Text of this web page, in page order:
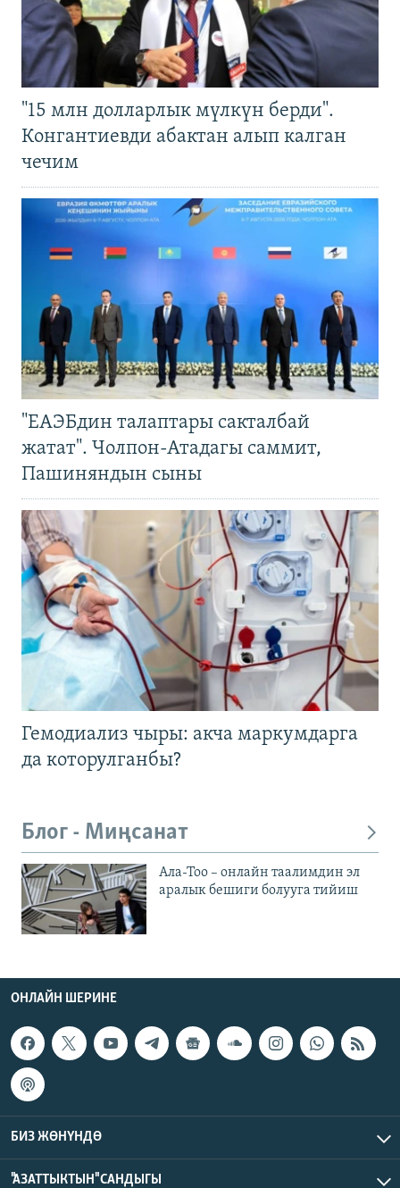
"15 млн долларлык мүлкүн берди".
Конгантиевди абактан алып калган
чечим
"ЕАЭБдин талаптары сакталбай
жатат". Чолпон-Атадагы саммит,
Пашиняндын сыны
Гемодиализ чыры: акча маркумдарга
да которулганбы?
Блог - Миңсанат
Ала-Тоо – онлайн таалимдин эл
аралык бешиги болууга тийиш
ОНЛАЙН ШЕРИНЕ
БИЗ ЖӨНҮНДӨ
"АЗАТТЫКТЫН" САНДЫГЫ